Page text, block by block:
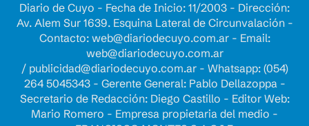
Diario de Cuyo - Fecha de Inicio: 11/2003 - Dirección:
Av. Alem Sur 1639. Esquina Lateral de Circunvalación -
Contacto: web@diariodecuyo.com.ar- Email:
web@diariodecuyo.com.ar
/ publicidad@diariodecuyo.com.ar- Whatsapp: (054)
264 5045343 - Gerente General: Pablo Dellazoppa -
Secretario de Redacción: Diego Castillo - Editor Web:
Mario Romero - Empresa propietaria del medio -